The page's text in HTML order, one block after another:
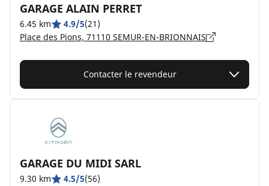
GARAGE ALAIN PERRET
6.45 km 4.9/5(21)
Place des Pions, 71110 SEMUR-EN-BRIONNAIS
Contacter le revendeur
GARAGE DU MIDI SARL
9.30 km 4.5/5(56)